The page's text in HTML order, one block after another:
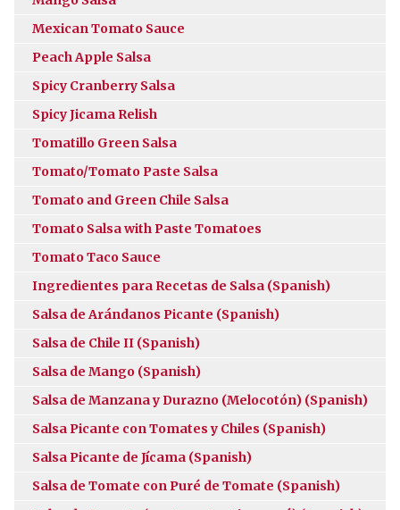
Mexican Tomato Sauce
Peach Apple Salsa
Spicy Cranberry Salsa
Spicy Jicama Relish
Tomatillo Green Salsa
Tomato/Tomato Paste Salsa
Tomato and Green Chile Salsa
Tomato Salsa with Paste Tomatoes
Tomato Taco Sauce
Ingredientes para Recetas de Salsa (Spanish)
Salsa de Arándanos Picante (Spanish)
Salsa de Chile II (Spanish)
Salsa de Mango (Spanish)
Salsa de Manzana y Durazno (Melocotón) (Spanish)
Salsa Picante con Tomates y Chiles (Spanish)
Salsa Picante de Jícama (Spanish)
Salsa de Tomate con Puré de Tomate (Spanish)